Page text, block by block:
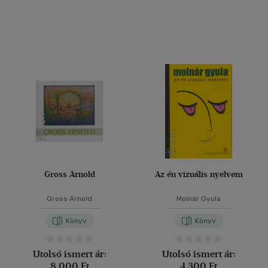
Gross Arnold
Gross Arnold
Könyv
Utolsó ismert ár:
Az én vizuális nyelvem
Molnár Gyula
Könyv
Utolsó ismert ár: